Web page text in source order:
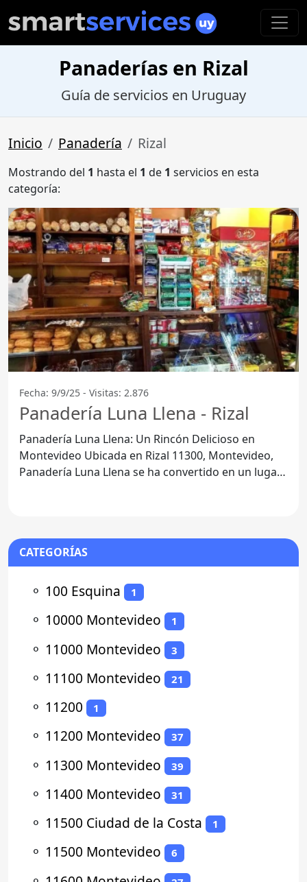
Panaderías en Rizal
Guía de servicios en Uruguay
Inicio Panadería Rizal
Mostrando del 1 hasta el 1 de 1 servicios en esta
categoría:
Fecha: 9/9/25 - Visitas: 2.876
Panadería Luna Llena - Rizal
Panadería Luna Llena: Un Rincón Delicioso en
Montevideo Ubicada en Rizal 11300, Montevideo,
Panadería Luna Llena se ha convertido en un lugar
CATEGORÍAS
⚬ 100 Esquina 1
⚬ 10000 Montevideo 1
⚬ 11000 Montevideo 3
⚬ 11100 Montevideo 21
⚬ 11200 1
⚬ 11200 Montevideo 37
⚬ 11300 Montevideo 39
⚬ 11400 Montevideo 31
⚬ 11500 Ciudad de la Costa 1
⚬ 11500 Montevideo 6